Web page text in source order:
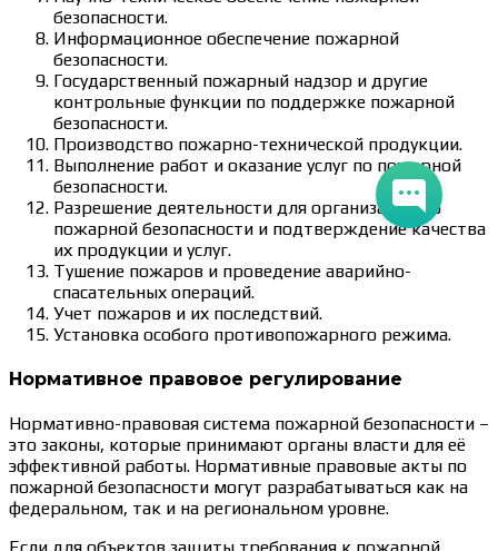
безопасности.
Информационное обеспечение пожарной
безопасности.
Государственный пожарный надзор и другие
контрольные функции по поддержке пожарной
безопасности.
Производство пожарно-технической продукции.
Выполнение работ и оказание услуг по пожарной
безопасности.
Разрешение деятельности для организаций по
пожарной безопасности и подтверждение качества
их продукции и услуг.
Тушение пожаров и проведение аварийно-
спасательных операций.
Учет пожаров и их последствий.
Установка особого противопожарного режима.
Нормативное правовое регулирование
Нормативно-правовая система пожарной безопасности –
это законы, которые принимают органы власти для её
эффективной работы. Нормативные правовые акты по
пожарной безопасности могут разрабатываться как на
федеральном, так и на региональном уровне.